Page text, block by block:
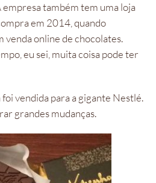
empresa também tem uma loja
em 2014, quando
venda online de chocolates.
eu sei, muita coisa pode ter
vendida para a gigante Nestlé.
grandes mudanças.